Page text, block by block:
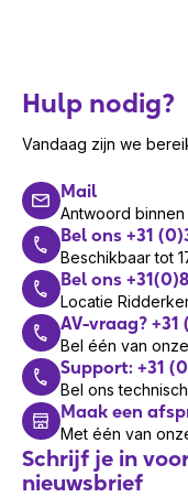
Hulp nodig?
Vandaag zijn we
Mail
Antwoord
Bel ons +31
Beschikbaar tot
Bel ons
Locatie
AV-vraag? +31
Bel één van
Support: +31
Bel ons
Maak een
Met één van
Schrijf je in
nieuwsbrief